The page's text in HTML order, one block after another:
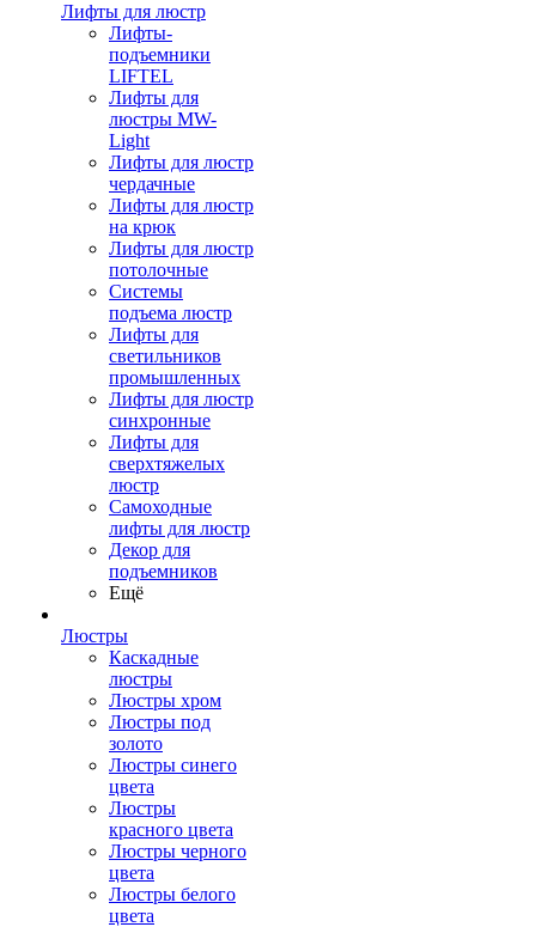
Лифты для люстр
Лифты-
подъемники
LIFTEL
Лифты для
люстры MW-
Light
Лифты для люстр
чердачные
Лифты для люстр
на крюк
Лифты для люстр
потолочные
Системы
подъема люстр
Лифты для
светильников
промышленных
Лифты для люстр
синхронные
Лифты для
сверхтяжелых
люстр
Самоходные
лифты для люстр
Декор для
подъемников
Ещё
Люстры
Каскадные
люстры
Люстры хром
Люстры под
золото
Люстры синего
цвета
Люстры
красного цвета
Люстры черного
цвета
Люстры белого
цвета